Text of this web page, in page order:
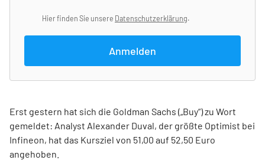
Hier finden Sie unsere Datenschutzerklärung.
Anmelden
Erst gestern hat sich die Goldman Sachs („Buy“) zu Wort
gemeldet: Analyst Alexander Duval, der größte Optimist bei
Infineon, hat das Kursziel von 51,00 auf 52,50 Euro
angehoben.